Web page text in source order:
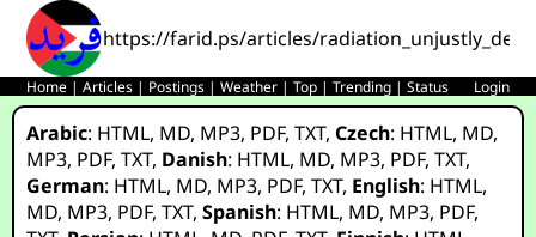
https://farid.ps/articles/
Home |Articles | Postings |Weather |Top |Trending |Status Login
Arabic: HTML, MD, MP3, PDF,TXT,Czech: HTML, MD,
MP3, PDF,TXT, Danish: HTML, MD, MP3, PDF,TXT,
German: HTML, MD, MP3, PDF,TXT, English: HTML,
MD, MP3, PDF,TXT,Spanish: HTML, MD, MP3, PDF,